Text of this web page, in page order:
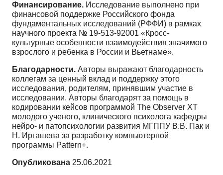
Финансирование. Исследование выполнено при
финансовой поддержке Российского фонда
фундаментальных исследований (РФФИ) в рамках
научного проекта № 19-513-92001 «Кросс-
культурные особенности взаимодействия значимого
взрослого и ребенка в России и Вьетнаме».
Благодарности. Авторы выражают благодарность
коллегам за ценный вклад и поддержку этого
исследования, родителям, принявшим участие в
исследовании. Авторы благодарят за помощь в
кодировании кейсов программой The Observer XT
молодого ученого, клинического психолога кафедры
нейро- и патопсихологии развития МГППУ В.В. Пак и
Н. Иргашева за разработку компьютерной
программы Pattern+.
Опубликована 25.06.2021